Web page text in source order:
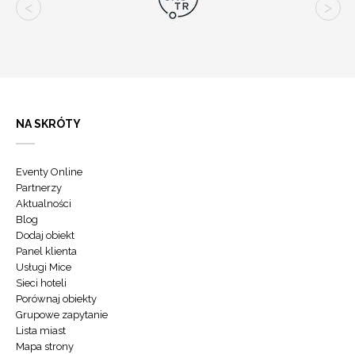
NA SKRÓTY
Eventy Online
Partnerzy
Aktualności
Blog
Dodaj obiekt
Panel klienta
Usługi Mice
Sieci hoteli
Porównaj obiekty
Grupowe zapytanie
Lista miast
Mapa strony